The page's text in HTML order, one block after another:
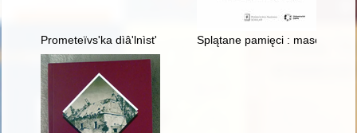
Prometeïvs'ka dìâ'lnìst' Tadeuša Goluvka v 1916-1931 rr
Splątane pamięci : masowe